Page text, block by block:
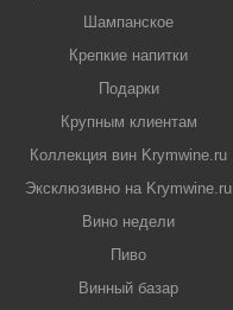
Шампанское
Крепкие напитки
Подарки
Крупным клиентам
Коллекция вин Krymwine.ru
Эксклюзивно на Krymwine.ru
Вино недели
Пиво
Винный базар